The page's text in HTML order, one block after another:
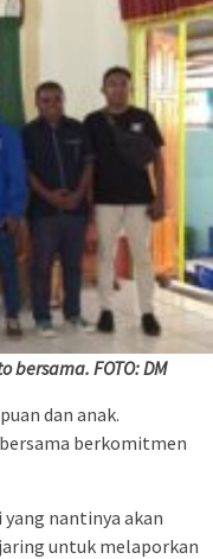
bersama. FOTO: DM
dan anak.
berkomitmen
nantinya akan
untuk melaporkan